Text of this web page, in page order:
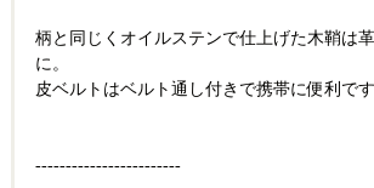
柄と同じくオイルステンで仕上げた木鞘は
に。
皮ベルトはベルト通し付きで携帯に便利です
------------------------